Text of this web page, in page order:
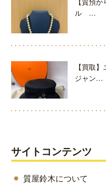
ル …
【買取
ジャン…
サイトコンテンツ
質屋鈴木について